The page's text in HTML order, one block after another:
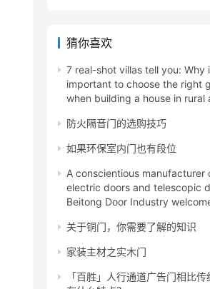
猜你喜欢
7 real-shot villas tell you: Why
important to choose the right
when building a house in rural
防火隔音门的选购技巧
如果环保室内门也有段位
A conscientious manufacturer
electric doors and telescopic
Beitong Door Industry
关于铜门，你需要了解的知识
家装主材之实木门
「百胜」人行通道广告门相比传